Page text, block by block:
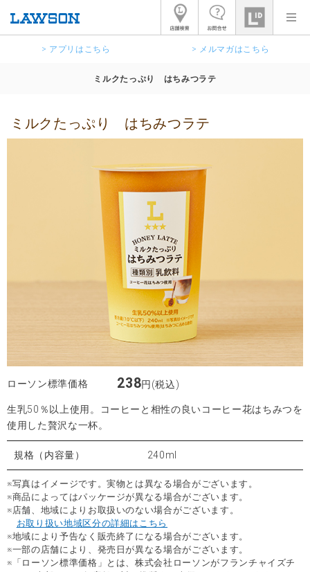
> アプリはこちら > メルマガはこちら
ミルクたっぷり はちみつラテ
ミルクたっぷり はちみつラテ
ローソン標準価格 238円(税込)
生乳50％以上使用。コーヒーと相性の良いコーヒー花はちみつを
使用した贅沢な一杯。
規格（内容量） 240ml
※写真はイメージです。実物とは異なる場合がございます。
※商品によってはパッケージが異なる場合がございます。
※店舗、地域によりお取扱いのない場合がございます。
お取り扱い地域区分の詳細はこちら
※地域により予告なく販売終了になる場合がございます。
※一部の店舗により、発売日が異なる場合がございます。
※「ローソン標準価格」とは、株式会社ローソンがフランチャイズチ